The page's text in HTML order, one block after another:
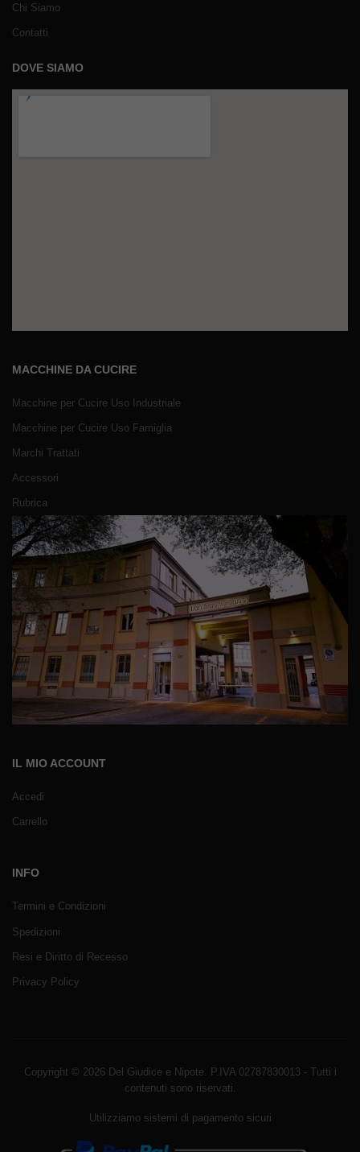
Chi Siamo
Contatti
DOVE SIAMO
MACCHINE DA CUCIRE
Macchine per Cucire Uso Industriale
Macchine per Cucire Uso Famiglia
Marchi Trattati
Accessori
Rubrica
IL MIO ACCOUNT
Accedi
Carrello
INFO
Termini e Condizioni
Spedizioni
Resi e Diritto di Recesso
Privacy Policy
Copyright © 2026 Del Giudice e Nipote. P.IVA 02787830013 - Tutti i
contenuti sono riservati.
Utilizziamo sistemi di pagamento sicuri